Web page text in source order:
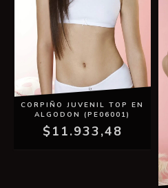
CORPIÑO JUVENIL TOP EN
ALGODON (PE06001)
$11.933,48